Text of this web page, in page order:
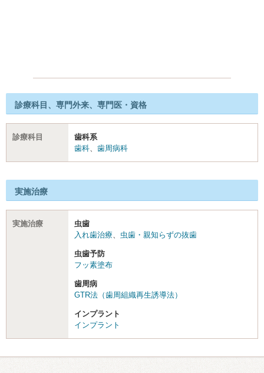
診療科目、専門外来、専門医・資格
診療科目
歯科系
歯科、 歯周病科
実施治療
実施治療
虫歯
入れ歯治療、 虫歯・親知らずの抜歯
虫歯予防
フッ素塗布
歯周病
GTR法（歯周組織再生誘導法）
インプラント
インプラント